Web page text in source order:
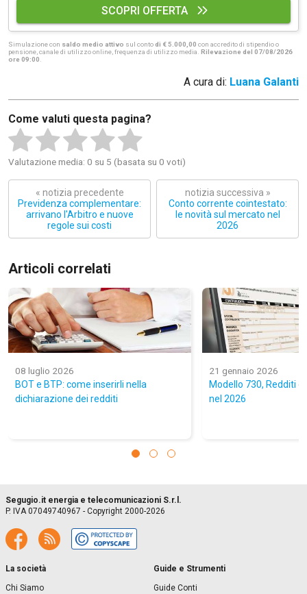
SCOPRI OFFERTA
Simulazione con saldo medio attivo sul contodi € 5.000,00 con accredito di stipendio o
pensione, canale di utilizzo online, frequenza di utilizzo media. Rilevazione del 07/08/2026
ore 09:00.
A cura di: Luana Galanti
Come valuti questa pagina?
Valutazione media: 0 su 5 (basata su 0 voti)
« notizia precedente
Previdenza complementare:
arrivano l'Arbitro e nuove
regole sui costi
notizia successiva »
Conto corrente cointestato:
le novità sul mercato nel
2026
Articoli correlati
08 luglio 2026
BOT e BTP: come inserirli nella
dichiarazione dei redditi
21 gennaio 2026
Modello 730, Redditi e
nel 2026
La società
Chi Siamo
Guide e Strumenti
Guide Conti
Segugio.it energia e telecomunicazioni S.r.l.
P. IVA 07049740967 - Copyright 2000-2026